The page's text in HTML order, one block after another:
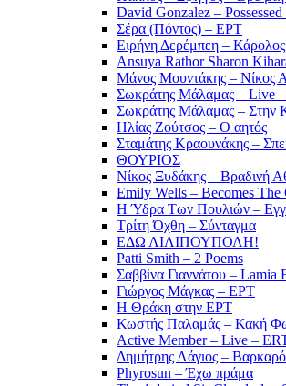
David Gonzalez – Possessed
Σέρα (Πόντος) – ΕΡΤ
Ειρήνη Δερέμπεη –
Ansuya Rathor Sharon
Μάνος Μουντάκης – Νίκος
Σωκράτης Μάλαμας – Live
Σωκράτης Μάλαμας – Στην
Ηλίας Ζούτσος – Ο αητός
Σταμάτης Κραουνάκης –
ΘΟΥΡΙΟΣ
Νίκος Ξυδάκης – Βραδινή
Emily Wells – Becomes The
Η Ύδρα Των Πουλιών –
Τρίτη Όχθη – Σύνταγμα
ΕΔΩ ΛΙΛΙΠΟΥΠΟΛΗ!
Patti Smith – 2 Poems
Σαββίνα Γιαννάτου – Lamia
Γιώργος Μάγκας – ΕΡΤ
Η Θράκη στην ΕΡΤ
Κωστής Παλαμάς – Κακή
Active Member – Live –
Δημήτρης Λάγιος –
Phyrosun – Έχω πράμα